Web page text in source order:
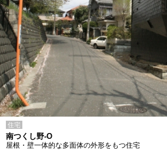
住宅
南つくし野-O
屋根・壁一体的な多面体の外形をもつ住宅